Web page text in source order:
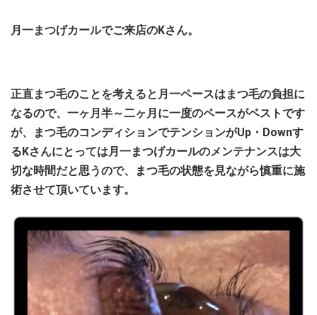
月一まつげカールでご来店のKさん。
正直まつ毛のことを考えると月一ペースはまつ毛の負担に
なるので、一ヶ月半～二ヶ月に一度のペースがベストです
が、まつ毛のコンディションでテンションがUp・Downす
るKさんにとっては月一まつげカールのメンテナンスは大
切な時間だと思うので、まつ毛の状態を見ながら慎重に施
術させて頂いています。